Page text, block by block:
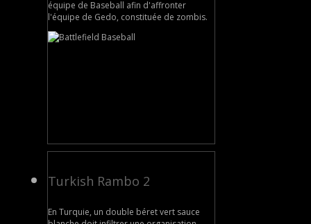
équipe de Baseball afin d'affronter
l'équipe de Gedo, constituée de zombis.
Turkish Rambo 2
En Turquie, un double béret vert sauce